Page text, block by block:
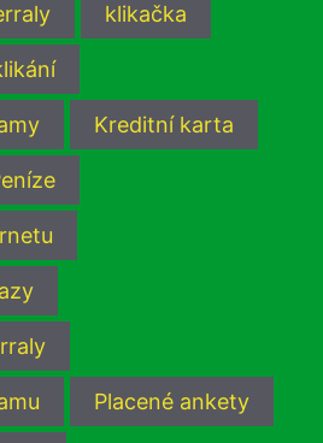
klikačka
Kreditní karta
Placené ankety